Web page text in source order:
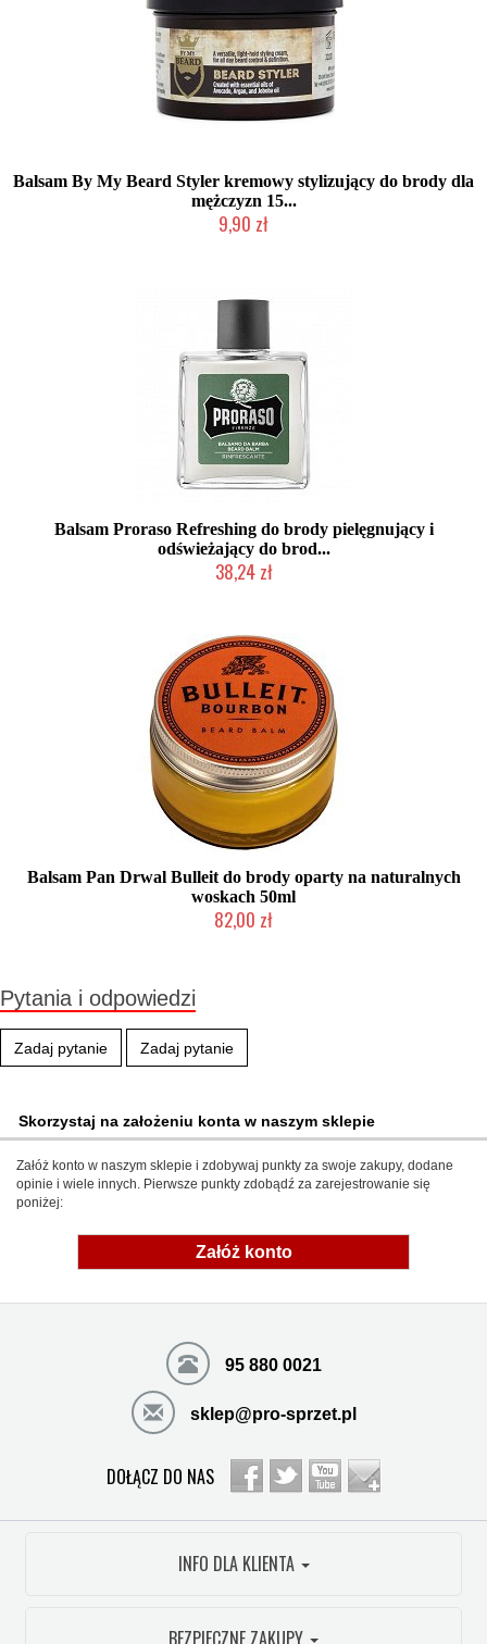
Balsam By My Beard Styler kremowy stylizujący do brody dla
mężczyzn 15...
9,90 zł
Balsam Proraso Refreshing do brody pielęgnujący i
odświeżający do brod...
38,24 zł
Balsam Pan Drwal Bulleit do brody oparty na naturalnych
woskach 50ml
82,00 zł
Pytania i odpowiedzi
Zadaj pytanie Zadaj pytanie
Skorzystaj na założeniu konta w naszym sklepie
Załóż konto w naszym sklepie i zdobywaj punkty za swoje zakupy, dodane
opinie i wiele innych. Pierwsze punkty zdobądź za zarejestrowanie się
poniżej:
Załóż konto
95 880 0021
sklep@pro-sprzet.pl
DOŁĄCZ DO NAS
INFO DLA KLIENTA
BEZPIECZNE ZAKUPY